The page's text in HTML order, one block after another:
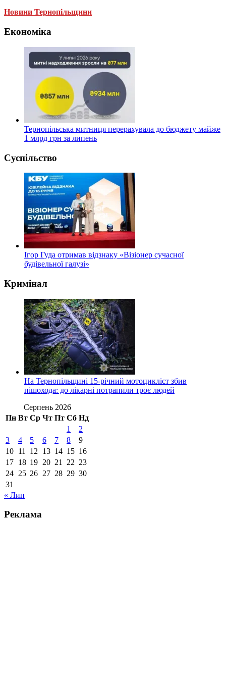
Новини Тернопільщини
Економіка
Тернопільська митниця перерахувала до бюджету майже
1 млрд грн за липень
Суспільство
Ігор Гуда отримав відзнаку «Візіонер сучасної
будівельної галузі»
Кримінал
На Тернопільщині 15-річний мотоцикліст збив
пішохода: до лікарні потрапили троє людей
Серпень 2026
Пн Вт Ср Чт Пт Сб Нд
1
2
3
4 5 6 7 8
9
10 11 12 13 14 15 16
17 18 19 20 21 22 23
24 25 26 27 28 29 30
31
« Лип
Реклама